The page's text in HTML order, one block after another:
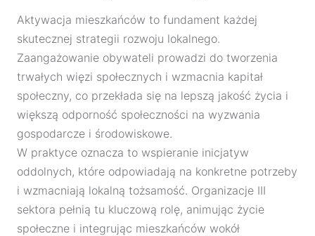
Aktywacja mieszkańców to fundament każdej
skutecznej strategii rozwoju lokalnego.
Zaangażowanie obywateli prowadzi do tworzenia
trwałych więzi społecznych i wzmacnia kapitał
społeczny, co przekłada się na lepszą jakość życia i
większą odporność społeczności na wyzwania
gospodarcze i środowiskowe.
W praktyce oznacza to wspieranie inicjatyw
oddolnych, które odpowiadają na konkretne potrzeby
i wzmacniają lokalną tożsamość. Organizacje III
sektora pełnią tu kluczową rolę, animując życie
społeczne i integrując mieszkańców wokół